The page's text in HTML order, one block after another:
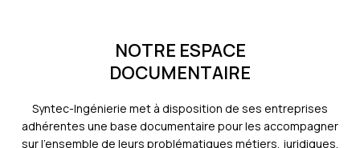
NOTRE ESPACE
DOCUMENTAIRE
Syntec-Ingénierie met à disposition de ses entreprises
adhérentes une base documentaire pour les accompagner
sur l’ensemble de leurs problématiques métiers, juridiques,